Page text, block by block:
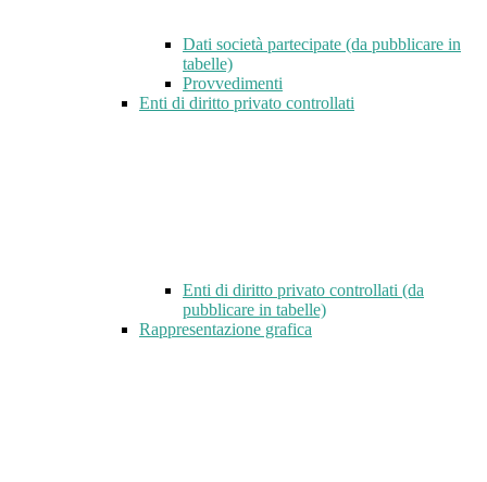
Dati società partecipate (da pubblicare in
tabelle)
Provvedimenti
Enti di diritto privato controllati
Enti di diritto privato controllati (da
pubblicare in tabelle)
Rappresentazione grafica